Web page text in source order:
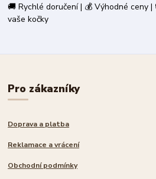
🚚 Rychlé doručení | 💰 Výhodné ceny |
vaše kočky
Pro zákazníky
Doprava a platba
Reklamace a vrácení
Obchodní podmínky